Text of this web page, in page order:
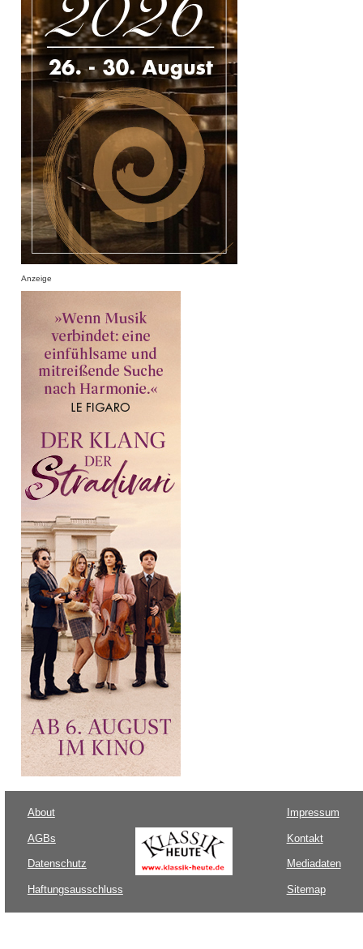
Anzeige
About
AGBs
Datenschutz
Haftungsausschluss
Impressum
Kontakt
Mediadaten
Sitemap